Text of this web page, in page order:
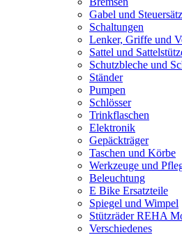
Gabel und
Schaltungen
Lenker, Griffe und
Sattel und
Schutzbleche und
Ständer
Pumpen
Schlösser
Trinkflaschen
Elektronik
Gepäckträger
Taschen und Körbe
Werkzeuge und
Beleuchtung
E Bike Ersatzteile
Spiegel und Wimpel
Stützräder REHA
Verschiedenes